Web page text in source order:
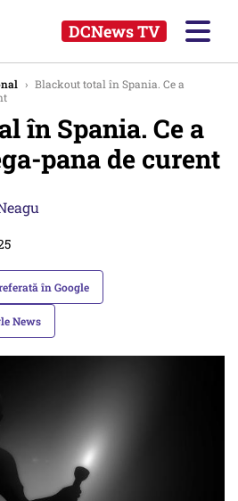
DCNews TV
› Blackout total în Spania. Ce a
în Spania. Ce a
pana de curent
în Google
News